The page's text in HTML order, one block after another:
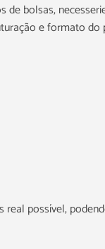
bolsas,
e formato do
possível,